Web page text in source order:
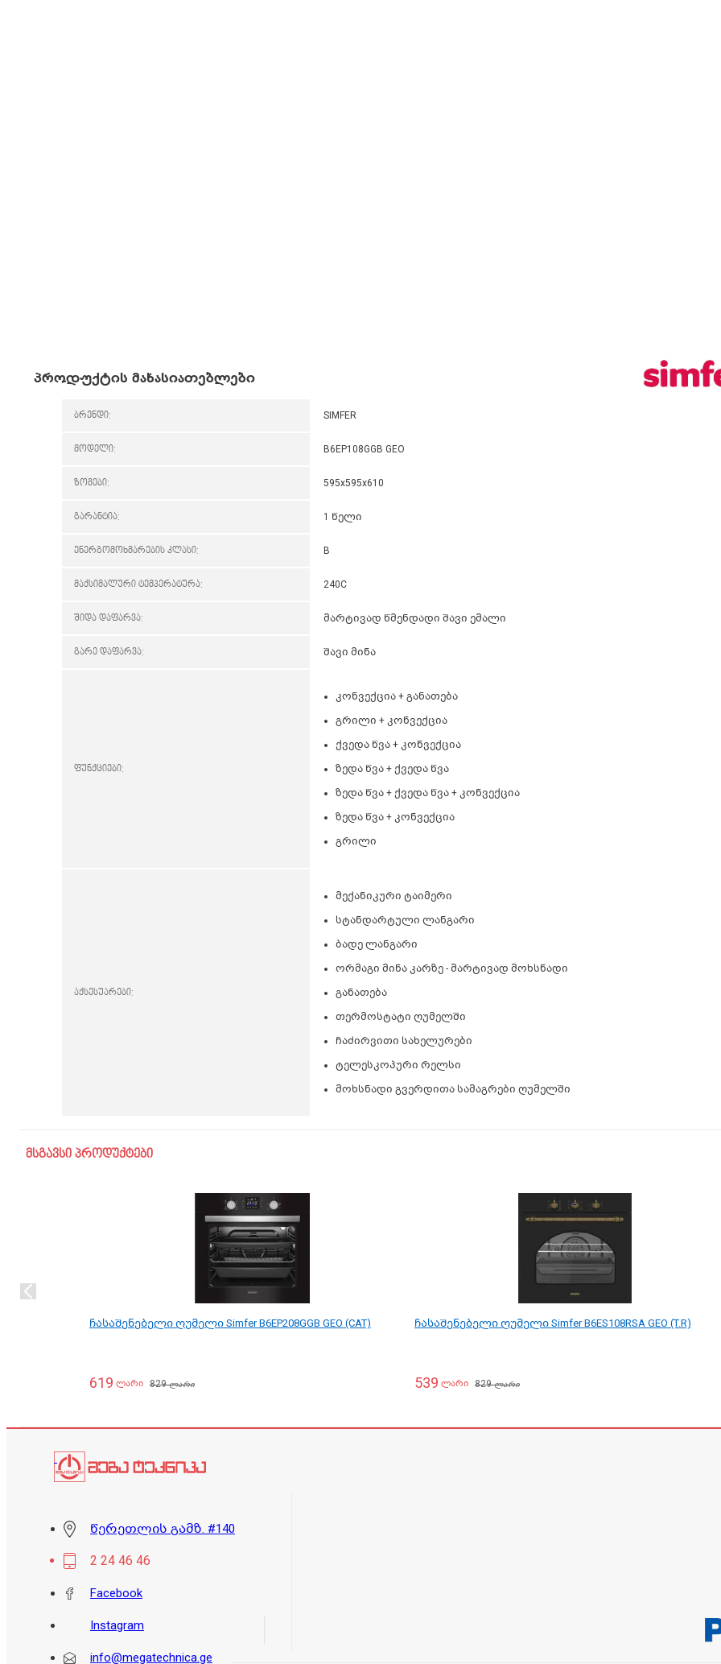
პროდუქტის მახასიათებლები
ბრენდი: SIMFER
მოდელი: B6EP108GGB GEO
ზომები: 595x595x610
გარანტია: 1 წელი
ენერგომოხმარების კლასი: B
მაქსიმალური ტემპერატურა: 240C
შიდა დაფარვა: მარტივად წმენდადი შავი ემალი
გარე დაფარვა: შავი მინა
ფუნქციები:
კონვექცია + განათება
გრილი + კონვექცია
ქვედა წვა + კონვექცია
ზედა წვა + ქვედა წვა
ზედა წვა + ქვედა წვა + კონვექცია
ზედა წვა + კონვექცია
გრილი
აქსესუარები:
მექანიკური ტაიმერი
სტანდარტული ლანგარი
ბადე ლანგარი
ორმაგი მინა კარზე - მარტივად მოხსნადი
განათება
თერმოსტატი ღუმელში
ჩაძირვითი სახელურები
ტელესკოპური რელსი
მოხსნადი გვერდითა სამაგრები ღუმელში
მსგავსი პროდუქტები
ჩასაშენებელი ღუმელი Simfer B6EP208GGB GEO (CAT)
619 ლარი 829ლარი
ჩასაშენებელი ღუმელი Simfer B6ES108RSA GEO (T.R)
539 ლარი 829ლარი
წერეთლის გამზ. #140
2 24 46 46
Facebook
Instagram
info@megatechnica.ge